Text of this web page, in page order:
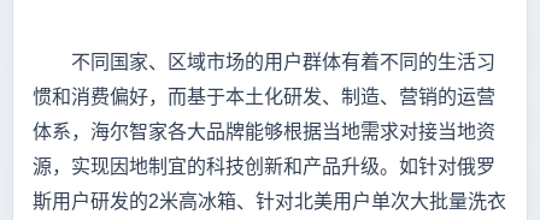
不同国家、区域市场的用户群体有着不同的生活习
惯和消费偏好，而基于本土化研发、制造、营销的运营
体系，海尔智家各大品牌能够根据当地需求对接当地资
源，实现因地制宜的科技创新和产品升级。如针对俄罗
斯用户研发的2米高冰箱、针对北美用户单次大批量洗衣